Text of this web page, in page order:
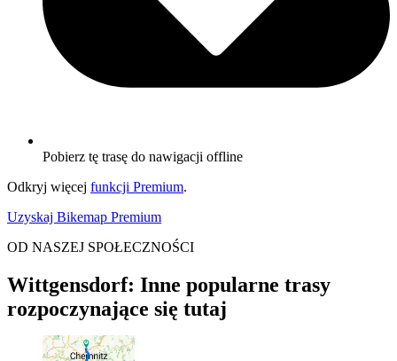
Pobierz tę trasę do nawigacji offline
Odkryj więcej funkcji Premium.
Uzyskaj Bikemap Premium
OD NASZEJ SPOŁECZNOŚCI
Wittgensdorf: Inne popularne trasy
rozpoczynające się tutaj